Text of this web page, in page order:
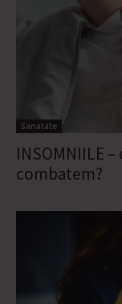
Sanatate
INSOMNIILE
combatem?